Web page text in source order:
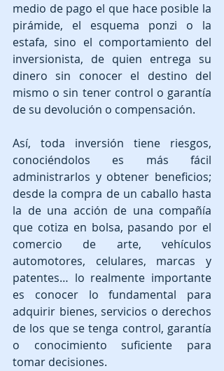
medio de pago el que hace posible la
pirámide, el esquema ponzi o la
estafa, sino el comportamiento del
inversionista, de quien entrega su
dinero sin conocer el destino del
mismo o sin tener control o garantía
de su devolución o compensación.
Así, toda inversión tiene riesgos,
conociéndolos es más fácil
administrarlos y obtener beneficios;
desde la compra de un caballo hasta
la de una acción de una compañía
que cotiza en bolsa, pasando por el
comercio de arte, vehículos
automotores, celulares, marcas y
patentes… lo realmente importante
es conocer lo fundamental para
adquirir bienes, servicios o derechos
de los que se tenga control, garantía
o conocimiento suficiente para
tomar decisiones.